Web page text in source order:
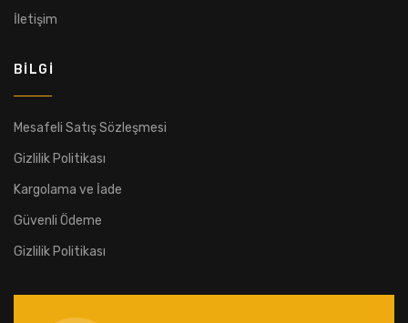
İletişim
BILGI
Mesafeli Satış Sözleşmesi
Gizlilik Politikası
Kargolama ve İade
Güvenli Ödeme
Gizlilik Politikası